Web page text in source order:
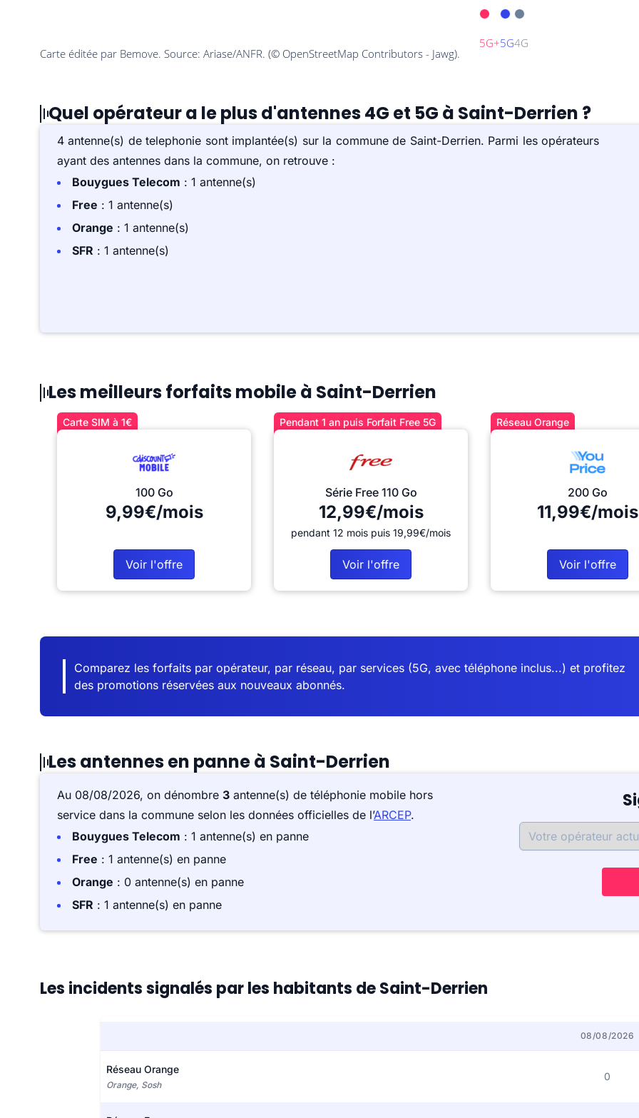
Quel opérateur a le plus d'antennes 4G et 5G à Saint-Derrien ?
4 antenne(s) de telephonie sont implantée(s) sur la commune de Saint-Derrien. Parmi les opérateurs
ayant des antennes dans la commune, on retrouve :
Bouygues Telecom : 1 antenne(s)
Free : 1 antenne(s)
Orange : 1 antenne(s)
SFR : 1 antenne(s)
Les meilleurs forfaits mobile à Saint-Derrien
Carte SIM à 1€
100 Go
9,99€/mois
Voir l'offre
Pendant 1 an puis Forfait Free 5G
Série Free 110 Go
12,99€/mois
pendant 12 mois puis 19,99€/mois
Voir l'offre
Réseau Orange
200 Go
11,99€/mois
Voir l'offre
Comparez les forfaits par opérateur, par réseau, par services (5G, avec téléphone inclus...) et profitez
des promotions réservées aux nouveaux abonnés.
Les antennes en panne à Saint-Derrien
Au 08/08/2026, on dénombre 3 antenne(s) de téléphonie mobile hors
service dans la commune selon les données officielles de l’ARCEP.
Bouygues Telecom : 1 antenne(s) en panne
Free : 1 antenne(s) en panne
Orange : 0 antenne(s) en panne
SFR : 1 antenne(s) en panne
Les incidents signalés par les habitants de Saint-Derrien
08/08/2026
Réseau Orange
Orange, Sosh
0